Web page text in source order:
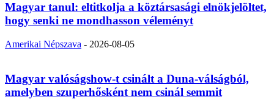
Magyar tanul: eltitkolja a köztársasági elnökjelöltet,
hogy senki ne mondhasson véleményt
Amerikai Népszava - 2026-08-05
Magyar valóságshow-t csinált a Duna-válságból,
amelyben szuperhősként nem csinál semmit